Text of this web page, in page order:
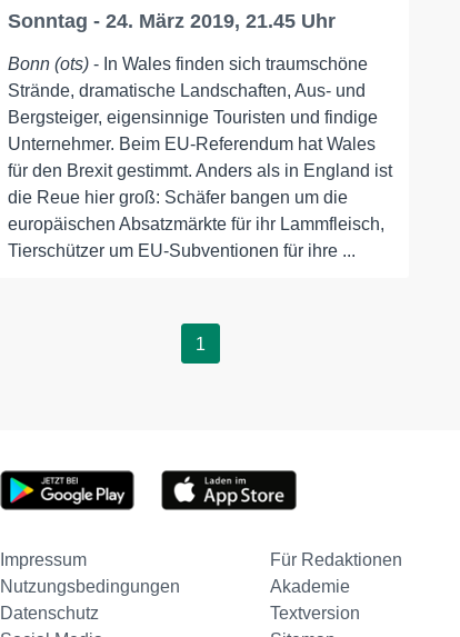
Sonntag - 24. März 2019, 21.45 Uhr
Bonn (ots)- In Wales finden sich traumschöne
Strände, dramatische Landschaften, Aus- und
Bergsteiger, eigensinnige Touristen und findige
Unternehmer. Beim EU-Referendum hat Wales
für den Brexit gestimmt. Anders als in England ist
die Reue hier groß: Schäfer bangen um die
europäischen Absatzmärkte für ihr Lammfleisch,
Tierschützer um EU-Subventionen für ihre ...
1
Impressum Für Redaktionen
Nutzungsbedingungen
Akademie
Datenschutz
Textversion